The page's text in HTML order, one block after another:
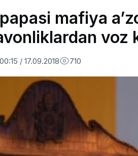
mafiya
voz
00:15 / 17.09.2018 710